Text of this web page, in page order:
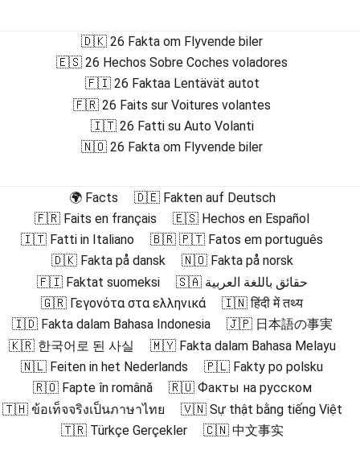
🇩🇰 26 Fakta om Flyvende biler
🇪🇸 26 Hechos Sobre Coches voladores
🇫🇮 26 Faktaa Lentävät autot
🇫🇷 26 Faits sur Voitures volantes
🇮🇹 26 Fatti su Auto Volanti
🇳🇴 26 Fakta om Flyvende biler
🌍 Facts
🇩🇪 Fakten auf Deutsch
🇫🇷 Faits en français
🇪🇸 Hechos en Español
🇮🇹 Fatti in Italiano
🇧🇷 🇵🇹 Fatos em português
🇩🇰 Fakta på dansk
🇳🇴 Fakta på norsk
🇫🇮 Faktat suomeksi
🇸🇦 حقائق باللغة العربية
🇬🇷 Γεγονότα στα ελληνικά
🇮🇳 हिंदी में तथ्य
🇮🇩 Fakta dalam Bahasa Indonesia
🇯🇵 日本語の事実
🇰🇷 한국어로 된 사실
🇲🇾 Fakta dalam Bahasa Melayu
🇳🇱 Feiten in het Nederlands
🇵🇱 Fakty po polsku
🇷🇴 Fapte în română
🇷🇺 Факты на русском
🇹🇭 ข้อเท็จจริงเป็นภาษาไทย
🇻🇳 Sự thật bằng tiếng Việt
🇹🇷 Türkçe Gerçekler
🇨🇳 中文事实